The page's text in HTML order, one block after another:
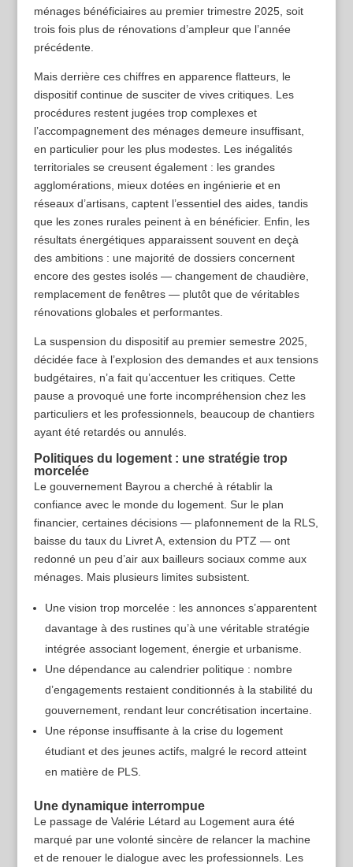
ménages bénéficiaires au premier trimestre 2025, soit
trois fois plus de rénovations d’ampleur que l’année
précédente.
Mais derrière ces chiffres en apparence flatteurs, le
dispositif continue de susciter de vives critiques. Les
procédures restent jugées trop complexes et
l’accompagnement des ménages demeure insuffisant,
en particulier pour les plus modestes. Les inégalités
territoriales se creusent également : les grandes
agglomérations, mieux dotées en ingénierie et en
réseaux d’artisans, captent l’essentiel des aides, tandis
que les zones rurales peinent à en bénéficier. Enfin, les
résultats énergétiques apparaissent souvent en deçà
des ambitions : une majorité de dossiers concernent
encore des gestes isolés — changement de chaudière,
remplacement de fenêtres — plutôt que de véritables
rénovations globales et performantes.
La suspension du dispositif au premier semestre 2025,
décidée face à l’explosion des demandes et aux tensions
budgétaires, n’a fait qu’accentuer les critiques. Cette
pause a provoqué une forte incompréhension chez les
particuliers et les professionnels, beaucoup de chantiers
ayant été retardés ou annulés.
Politiques du logement : une stratégie trop
morcelée
Le gouvernement Bayrou a cherché à rétablir la
confiance avec le monde du logement. Sur le plan
financier, certaines décisions — plafonnement de la RLS,
baisse du taux du Livret A, extension du PTZ — ont
redonné un peu d’air aux bailleurs sociaux comme aux
ménages. Mais plusieurs limites subsistent.
Une vision trop morcelée : les annonces s’apparentent
davantage à des rustines qu’à une véritable stratégie
intégrée associant logement, énergie et urbanisme.
Une dépendance au calendrier politique : nombre
d’engagements restaient conditionnés à la stabilité du
gouvernement, rendant leur concrétisation incertaine.
Une réponse insuffisante à la crise du logement
étudiant et des jeunes actifs, malgré le record atteint
en matière de PLS.
Une dynamique interrompue
Le passage de Valérie Létard au Logement aura été
marqué par une volonté sincère de relancer la machine
et de renouer le dialogue avec les professionnels. Les